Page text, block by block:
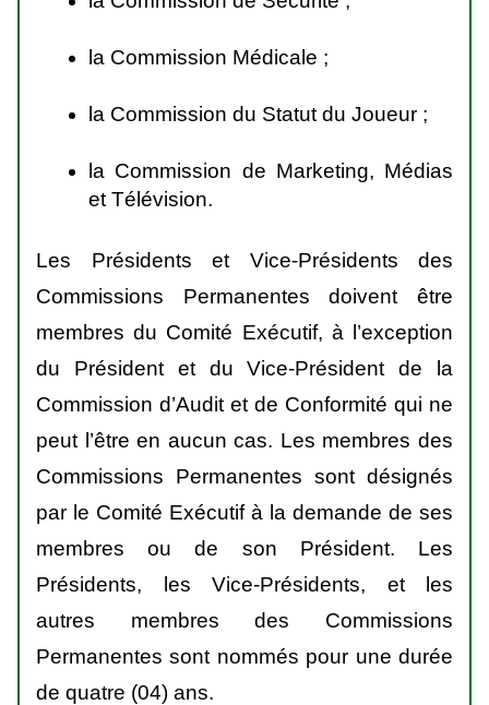
la Commission Médicale ;
la Commission du Statut du Joueur ;
la Commission de Marketing, Médias
et Télévision.
Les Présidents et Vice-Présidents des
Commissions Permanentes doivent être
membres du Comité Exécutif, à l’exception
du Président et du Vice-Président de la
Commission d’Audit et de Conformité qui ne
peut l’être en aucun cas. Les membres des
Commissions Permanentes sont désignés
par le Comité Exécutif à la demande de ses
membres ou de son Président. Les
Présidents, les Vice-Présidents, et les
autres membres des Commissions
Permanentes sont nommés pour une durée
de quatre (04) ans.